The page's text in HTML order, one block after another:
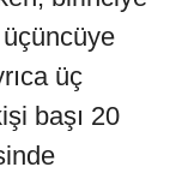
üç
başı 20